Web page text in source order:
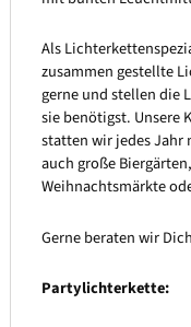
Als
zusammen gestellte
gerne und stellen die
sie benötigst. Unsere
statten wir jedes Jahr
auch große
Weihnachtsmärkte
Gerne beraten wir
Partylichterkette: